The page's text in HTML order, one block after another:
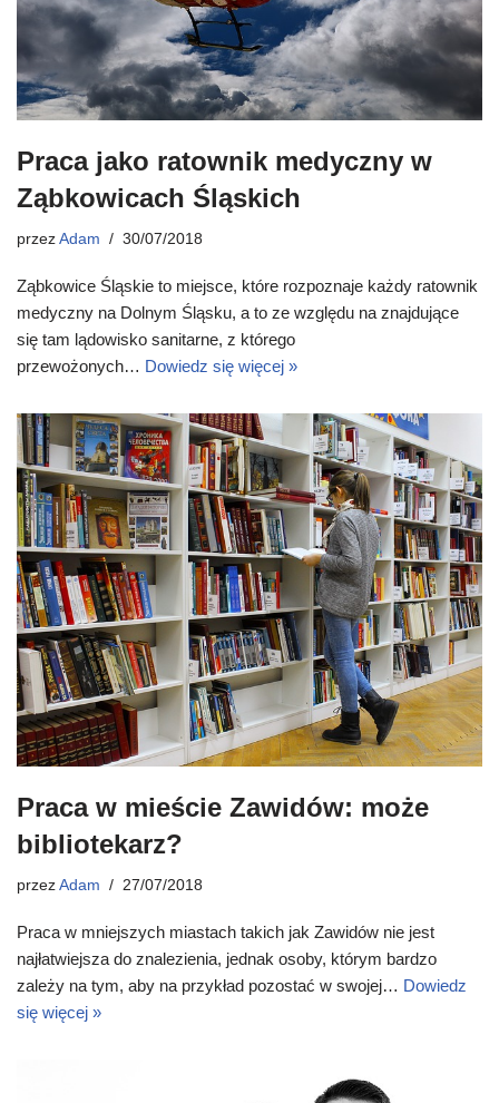
Praca jako ratownik medyczny w
Ząbkowicach Śląskich
przez Adam 30/07/2018
Ząbkowice Śląskie to miejsce, które rozpoznaje każdy ratownik
medyczny na Dolnym Śląsku, a to ze względu na znajdujące
się tam lądowisko sanitarne, z którego
przewożonych… Dowiedz się więcej »
Praca w mieście Zawidów: może
bibliotekarz?
przez Adam 27/07/2018
Praca w mniejszych miastach takich jak Zawidów nie jest
najłatwiejsza do znalezienia, jednak osoby, którym bardzo
zależy na tym, aby na przykład pozostać w swojej… Dowiedz
się więcej »